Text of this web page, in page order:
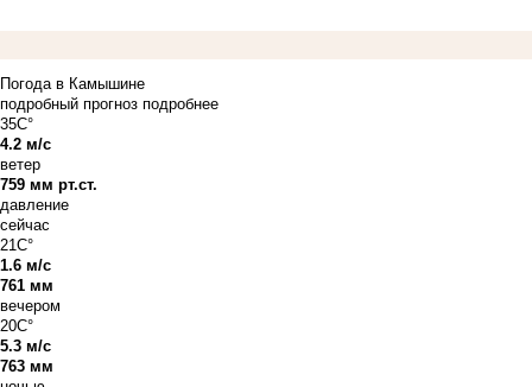
Погода в Камышине
подробный прогноз подробнее
35C°
4.2 м/с
ветер
759 мм рт.ст.
давление
сейчас
21C°
1.6 м/с
761 мм
вечером
20C°
5.3 м/с
763 мм